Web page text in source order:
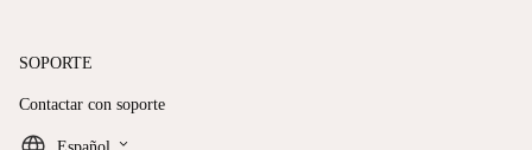
SOPORTE
Contactar con soporte
keyboard_arrow_down